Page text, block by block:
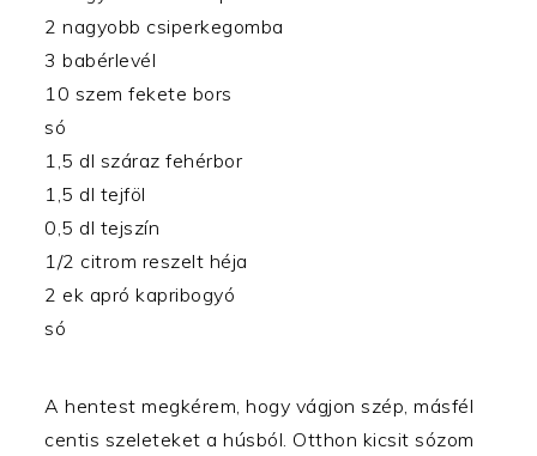
2 nagyobb csiperkegomba
3 babérlevél
10 szem fekete bors
só
1,5 dl száraz fehérbor
1,5 dl tejföl
0,5 dl tejszín
1/2 citrom reszelt héja
2 ek apró kapribogyó
só
A hentest megkérem, hogy vágjon szép, másfél
centis szeleteket a húsból. Otthon kicsit sózom